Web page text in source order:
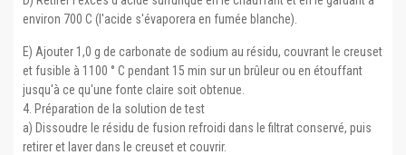
environ 700 C (l'acide s'évaporera en fumée blanche).
E) Ajouter 1,0 g de carbonate de sodium au résidu, couvrant le creuset
et fusible à 1100 ° C pendant 15 min sur un brûleur ou en étouffant
jusqu'à ce qu'une fonte claire soit obtenue.
4. Préparation de la solution de test
a) Dissoudre le résidu de fusion refroidi dans le filtrat conservé, puis
retirer et laver dans le creuset et couvrir.